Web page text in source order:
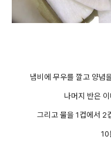
냄비에 무우를 깔고 양념
나머지 반은
그리고 물을 1컵에서 2
10